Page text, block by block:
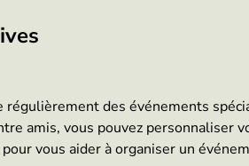
des événements
amis, vous pouvez personnaliser
vous aider à organiser un